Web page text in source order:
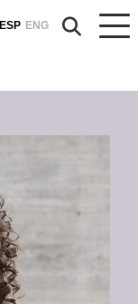
ESP ENG